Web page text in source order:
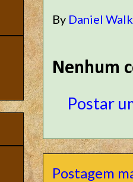
By Daniel
Nenhum
Postar
Postagem